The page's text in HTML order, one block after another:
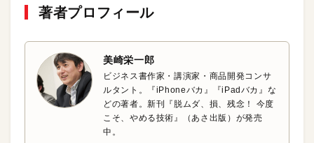
著者プロフィール
美崎栄一郎
ビジネス書作家・講演家・商品開発コンサ
ルタント。『iPhoneバカ』『iPadバカ』な
どの著者。新刊『脱ムダ、損、残念！ 今度
こそ、やめる技術』（あさ出版）が発売
中。